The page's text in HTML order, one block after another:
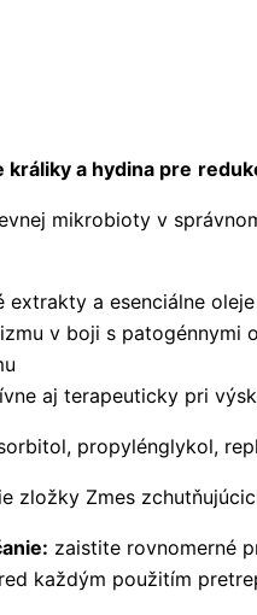
králiky a hydina pre
mikrobioty v
a esenciálne
v boji s patogénnymi
aj terapeuticky pri
propylénglykol,
zložky Zmes
zaistite rovnomerné
každým použitím